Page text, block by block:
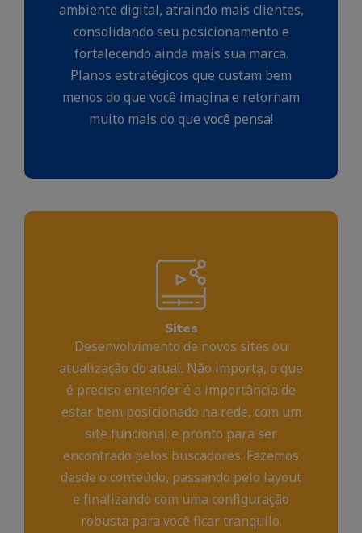
ambiente digital, atraindo mais clientes,
consolidando seu posicionamento e
fortalecendo ainda mais sua marca.
Planos estratégicos que custam bem
menos do que você imagina e retornam
muito mais do que você pensa!
Sites
Desenvolvimento de novos sites ou
atualização do atual. Não importa, o que
é preciso entender é a importância de
estar bem posicionado na rede, com um
site funcional e pronto para ser
encontrado pelos buscadores. Fazemos
desde o conteúdo, passando pelo layout
e finalizando com uma configuração
robusta para você ficar tranquilo.